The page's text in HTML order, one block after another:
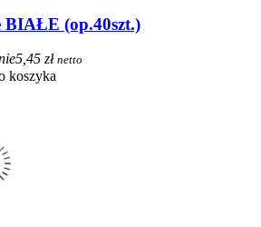
(op.40szt.)
5,45 zł netto
koszyka